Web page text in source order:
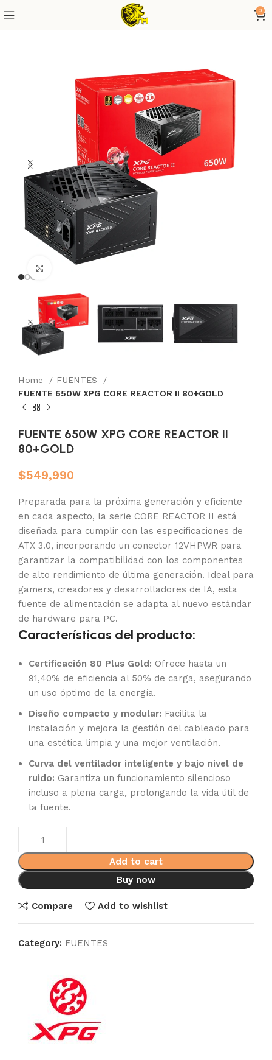
0
Click to enlarge
Home
FUENTES
FUENTE 650W XPG CORE REACTOR II 80+GOLD
FUENTE 650W XPG CORE REACTOR II
80+GOLD
$549,990
Preparada para la próxima generación y eficiente
en cada aspecto, la serie CORE REACTOR II está
diseñada para cumplir con las especificaciones de
ATX 3.0, incorporando un conector 12VHPWR para
garantizar la compatibilidad con los componentes
de alto rendimiento de última generación. Ideal para
gamers, creadores y desarrolladores de IA, esta
fuente de alimentación se adapta al nuevo estándar
de hardware para PC.
Características del producto:
Certificación 80 Plus Gold: Ofrece hasta un
91,40% de eficiencia al 50% de carga, asegurando
un uso óptimo de la energía.
Diseño compacto y modular: Facilita la
instalación y mejora la gestión del cableado para
una estética limpia y una mejor ventilación.
Curva del ventilador inteligente y bajo nivel de
ruido: Garantiza un funcionamiento silencioso
incluso a plena carga, prolongando la vida útil de
la fuente.
Add to cart
Buy now
Compare Add to wishlist
Category: FUENTES